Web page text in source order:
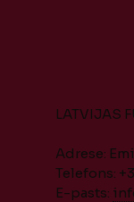
LATVIJAS
Adrese:
Telefons:
E-pasts: